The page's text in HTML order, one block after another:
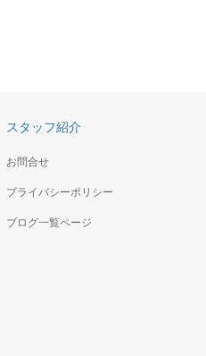
スタッフ紹介
お問合せ
プライバシーポリシー
ブログ一覧ページ